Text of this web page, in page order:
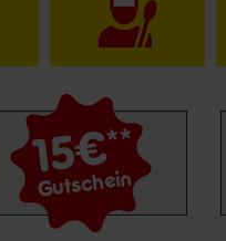
15€**
Gutschein